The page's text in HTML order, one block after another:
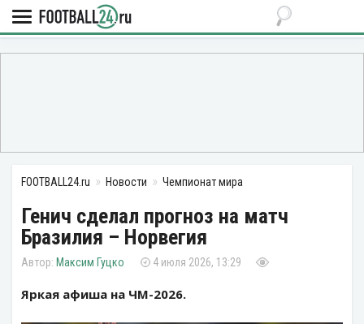
FOOTBALL24.ru Новости Чемпионат мира
Генич сделал прогноз на матч
Бразилия – Норвегия
Максим Гуцко 4 июля 2026, 13:29
Яркая афиша на ЧМ-2026.